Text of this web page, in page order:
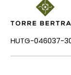
HUTG-046037-